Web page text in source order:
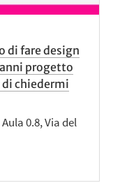
di fare design
progetto
di chiedermi
0.8, Via del